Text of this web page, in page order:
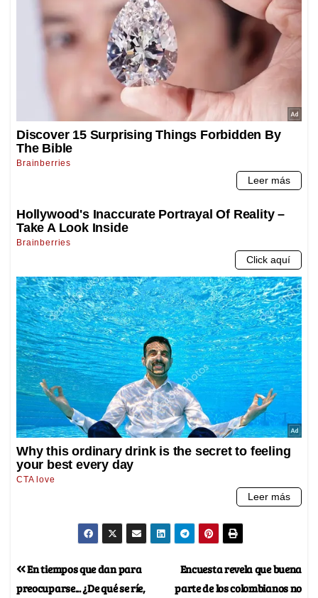
Encuesta revela que buena
parte de los colombianos no
En tiempos que dan para
preocuparse... ¿De qué se ríe,